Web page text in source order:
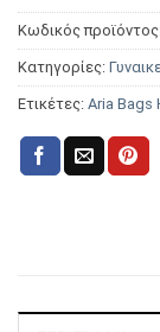
Κωδικός
Κατηγορίες:
Ετικέτες: Aria Bags